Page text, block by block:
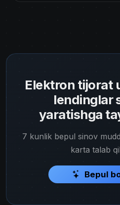
Elektron tijorat
lendinglar
yaratishga
7 kunlik bepul sinov
karta talab
Bepul